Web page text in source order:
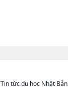
Tin tức du học Nhật Bản